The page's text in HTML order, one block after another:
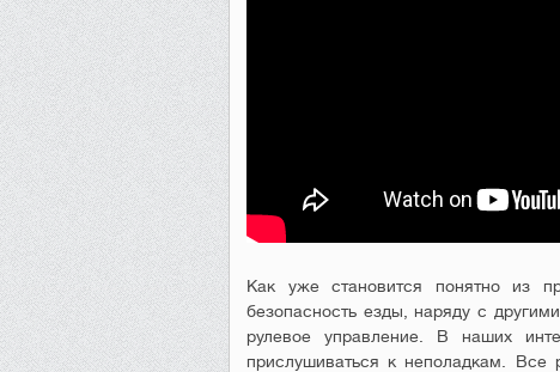
Как уже становится понятно из
безопасность езды, наряду с
рулевое управление. В наших
прислушиваться к неполадкам.